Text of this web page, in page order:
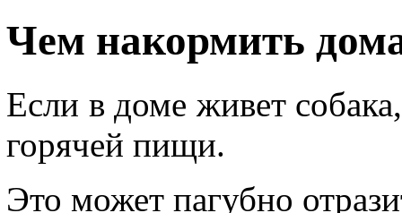
Чем накормить
Если в доме живет
горячей пищи.
Это может пагубно